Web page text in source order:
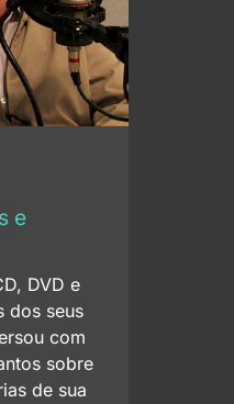
e
DVD e
dos seus
com
sobre
de sua